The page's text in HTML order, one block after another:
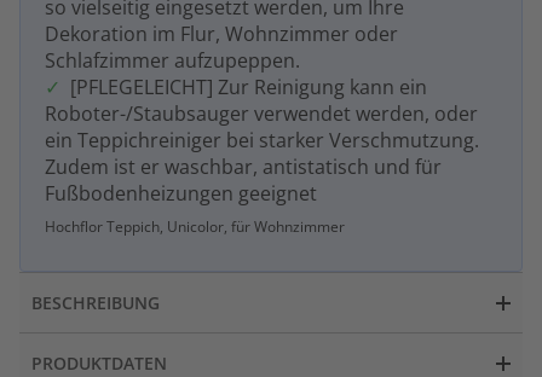
so vielseitig eingesetzt werden, um Ihre
Dekoration im Flur, Wohnzimmer oder
Schlafzimmer aufzupeppen.
[PFLEGELEICHT] Zur Reinigung kann ein
Roboter-/Staubsauger verwendet werden, oder
ein Teppichreiniger bei starker Verschmutzung.
Zudem ist er waschbar, antistatisch und für
Fußbodenheizungen geeignet
Hochflor Teppich, Unicolor, für Wohnzimmer
BESCHREIBUNG
PRODUKTDATEN